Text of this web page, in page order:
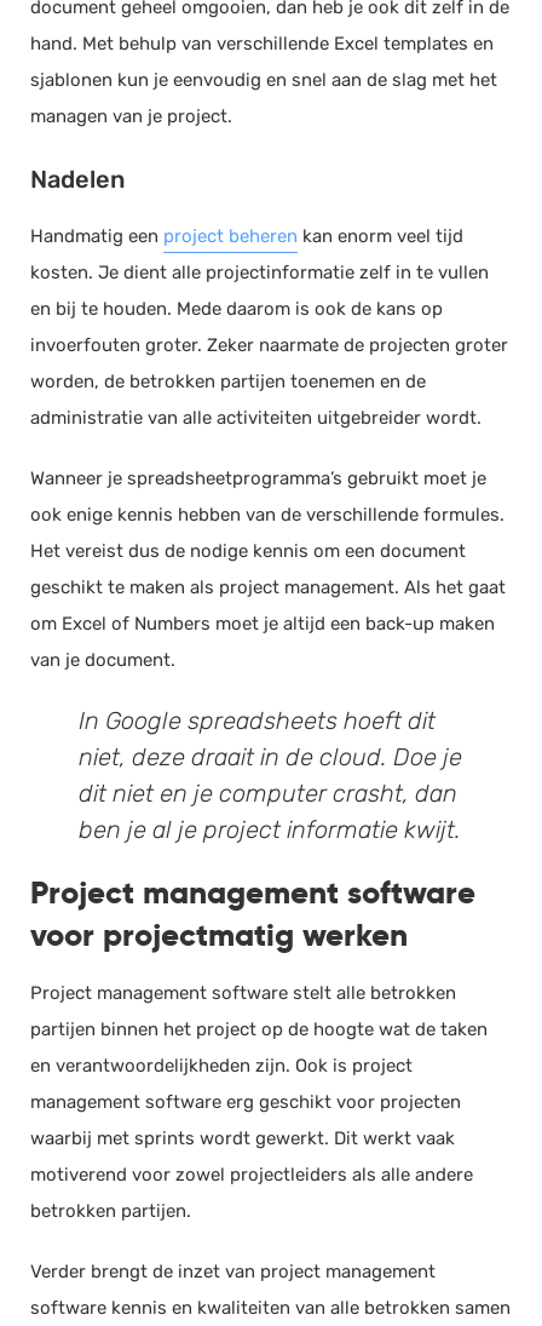
document geheel omgooien, dan heb je ook dit zelf in de
hand. Met behulp van verschillende Excel templates en
sjablonen kun je eenvoudig en snel aan de slag met het
managen van je project.
Nadelen
Handmatig een project beheren kan enorm veel tijd
kosten. Je dient alle projectinformatie zelf in te vullen
en bij te houden. Mede daarom is ook de kans op
invoerfouten groter. Zeker naarmate de projecten groter
worden, de betrokken partijen toenemen en de
administratie van alle activiteiten uitgebreider wordt.
Wanneer je spreadsheetprogramma’s gebruikt moet je
ook enige kennis hebben van de verschillende formules.
Het vereist dus de nodige kennis om een document
geschikt te maken als project management. Als het gaat
om Excel of Numbers moet je altijd een back-up maken
van je document.
In Google spreadsheets hoeft dit
niet, deze draait in de cloud. Doe je
dit niet en je computer crasht, dan
ben je al je project informatie kwijt.
Project management software
voor projectmatig werken
Project management software stelt alle betrokken
partijen binnen het project op de hoogte wat de taken
en verantwoordelijkheden zijn. Ook is project
management software erg geschikt voor projecten
waarbij met sprints wordt gewerkt. Dit werkt vaak
motiverend voor zowel projectleiders als alle andere
betrokken partijen.
Verder brengt de inzet van project management
software kennis en kwaliteiten van alle betrokken samen